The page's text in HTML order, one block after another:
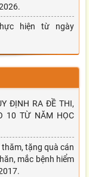
hiện từ ngày
ĐỊNH RA ĐỀ THI,
10 TỪ NĂM HỌC
thăm, tặng quà cán
mắc bệnh hiểm